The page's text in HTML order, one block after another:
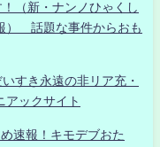
（新・ナンノひゃくし
） 話題な事件からおも
すき永遠の非リア充・
アックサイト
速報！キモデブおた